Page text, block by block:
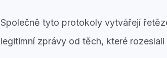
Společně tyto protokoly vytvářejí
legitimní zprávy od těch, které